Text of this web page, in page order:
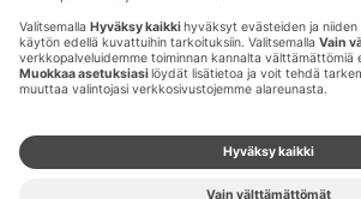
Tapahtumajärjestäjille
Toriparkki
Vuokrattavat liikehuoneistot
Yhteystiedot